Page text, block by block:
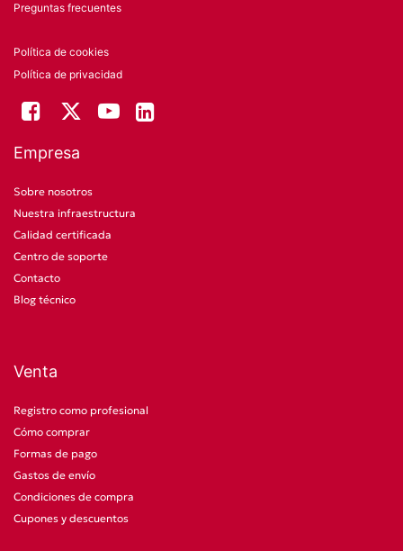
Preguntas frecuentes
Política de cookies
Política de privacidad
Empresa
Sobre nosotros
Nuestra infraestructura
Calidad certificada
Centro de soporte
Contacto
Blog técnico
Venta
Registro como profesional
Cómo comprar
Formas de pago
Gastos de envío
Condiciones de compra
Cupones y descuentos